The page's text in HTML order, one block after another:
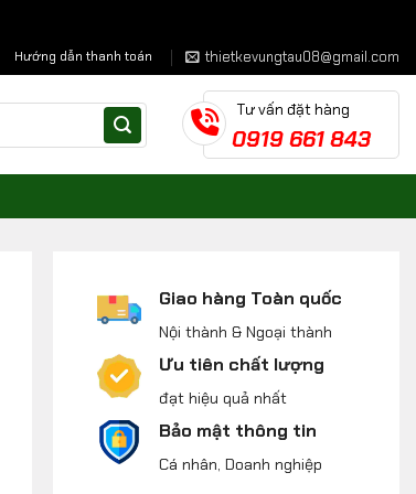
Hướng dẫn thanh toán thietkevungtau08@gmail.com
Tư vấn đặt hàng
0919 661 843
Giao hàng Toàn quốc
Nội thành & Ngoại thành
Ưu tiên chất lượng
đạt hiệu quả nhất
Bảo mật thông tin
Cá nhân, Doanh nghiệp